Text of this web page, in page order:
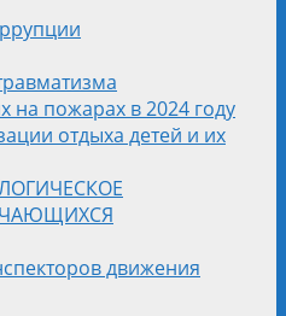
на пожарах в 2024 году
отдыха детей и их
движения